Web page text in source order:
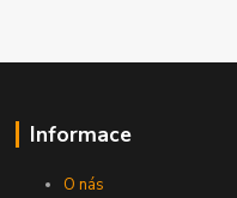
Informace
O nás